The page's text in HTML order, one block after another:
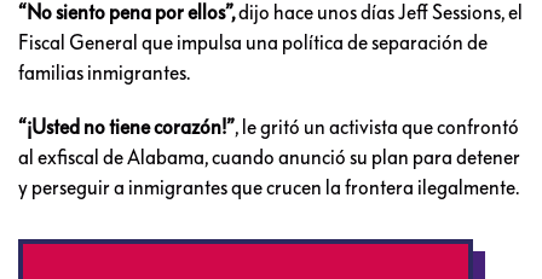
“No siento pena por ellos”,dijo hace unos días Jeff Sessions, el
Fiscal General que impulsa una política de separación de
familias inmigrantes.
“¡Usted no tiene corazón!”, le gritó un activista que confrontó
al exfiscal de Alabama, cuando anunció su plan para detener
y perseguir a inmigrantes que crucen la frontera ilegalmente.